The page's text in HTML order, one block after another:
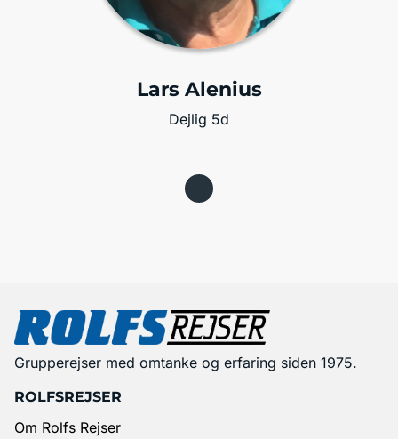
Lars Alenius
Dejlig 5d
Grupperejser med omtanke og erfaring siden 1975.
ROLFSREJSER
Om Rolfs Rejser